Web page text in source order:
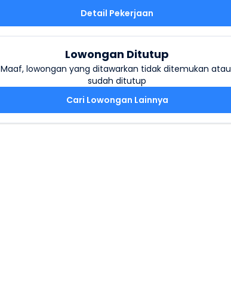
Detail Pekerjaan
Lowongan Ditutup
Maaf, lowongan yang ditawarkan tidak ditemukan atau
sudah ditutup
Cari Lowongan Lainnya